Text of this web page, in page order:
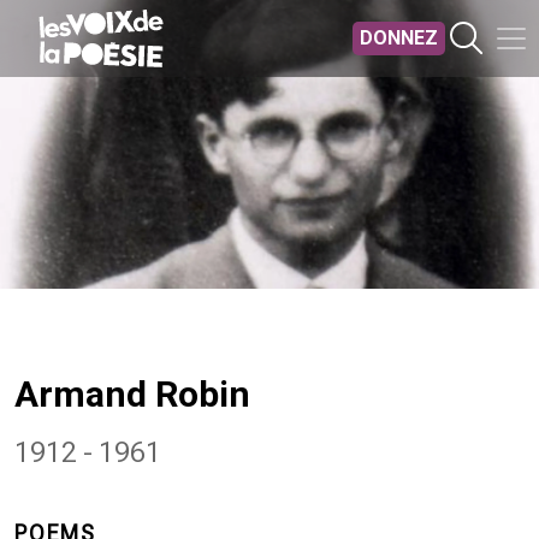
DONNEZ
Armand Robin
1912 - 1961
POEMS